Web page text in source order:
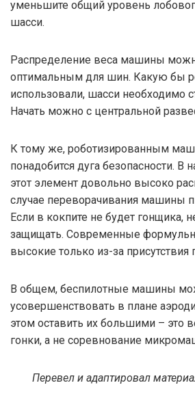
уменьшите общий уровень
шасси.
Распределение веса машины
оптимальным для шин. Какую бы
использовали, шасси необходимо
Начать можно с центральной
К тому же, роботизированным
понадобится дуга безопасности. В
этот элемент довольно высоко
случае переворачивания машины
Если в кокпите не будет гонщика,
защищать. Современные
высокие только из-за присутствия
В общем, беспилотные машины
усовершенствовать в плане
этом оставить их большими – это
гонки, а не соревнование
Перевел и адаптировал